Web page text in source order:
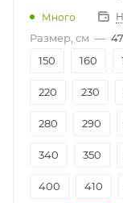
Много
Размер, см —
150
160
220 230
280 290
340 350
400 410